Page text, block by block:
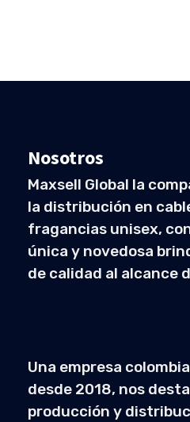
Nosotros
Maxsell Global la
la distribución en
fragancias unisex,
única y novedosa
de calidad al alcance
Una empresa
desde 2018, nos
producción y